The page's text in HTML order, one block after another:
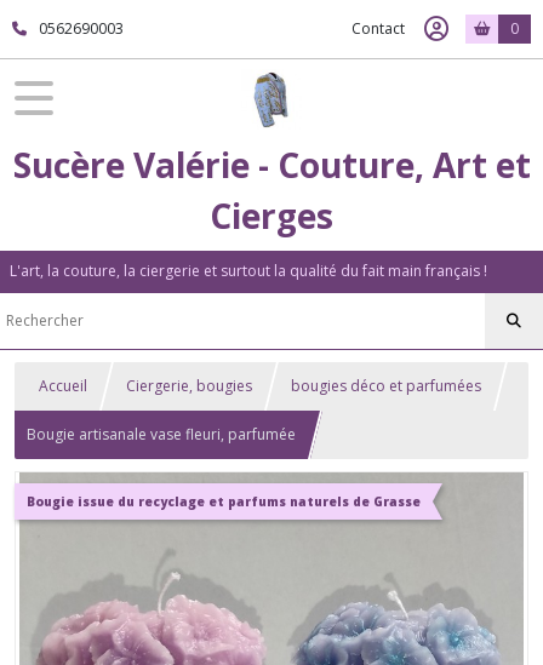
0562690003 Contact 0
Sucère Valérie - Couture, Art et
Cierges
L'art, la couture, la ciergerie et surtout la qualité du fait main français !
Accueil Ciergerie, bougies bougies déco et parfumées
Bougie artisanale vase fleuri, parfumée
Bougie issue du recyclage et parfums naturels de Grasse